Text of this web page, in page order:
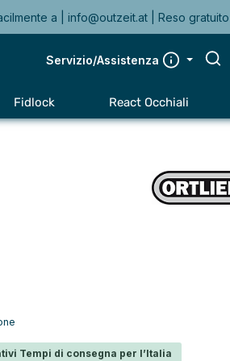
a |info@outzeit.at | Reso gratuito
Servizio/Assistenza
Fidlock React Occhiali
Tempi di consegna per l’Italia